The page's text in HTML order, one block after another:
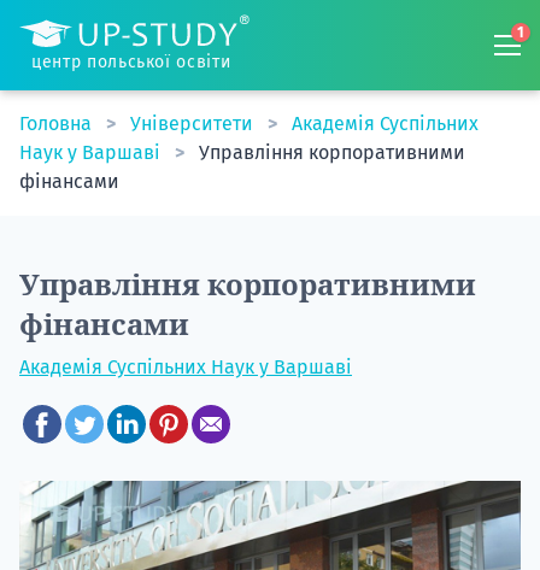
центр польської освіти
1
Головна Університети
Академія Суспільних
Наук у Варшаві
Управління корпоративними
фінансами
Управління корпоративними
фінансами
Академія Суспільних Наук у Варшаві